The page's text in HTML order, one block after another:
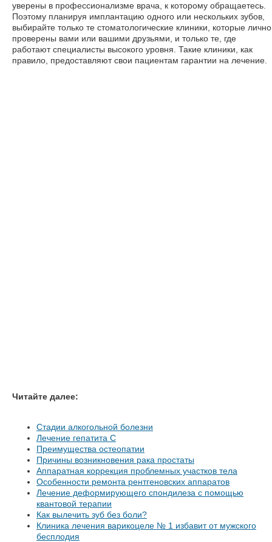
уверены в профессионализме врача, к которому обращаетесь.
Поэтому планируя имплантацию одного или нескольких зубов,
выбирайте только те стоматологические клиники, которые лично
проверены вами или вашими друзьями, и только те, где
работают специалисты высокого уровня. Такие клиники, как
правило, предоставляют свои пациентам гарантии на лечение.
Читайте далее:
Стадии алкогольной болезни
Лечение гепатита С
Преимущества остеопатии
Причины возникновения рака простаты
Аппаратная коррекция проблемных участков тела
Особенности ремонта рентгеновских аппаратов
Лечение деформирующего спондилеза с помощью
квантовой терапии
Как вылечить зуб без боли?
Клиника лечения варикоцеле № 1 избавит от мужского
бесплодия